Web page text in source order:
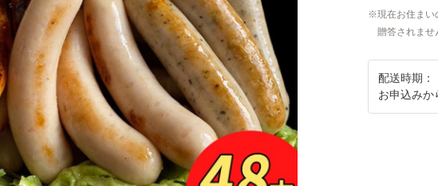
現在お住まい
贈答されませ
配送時期：
お申込みか